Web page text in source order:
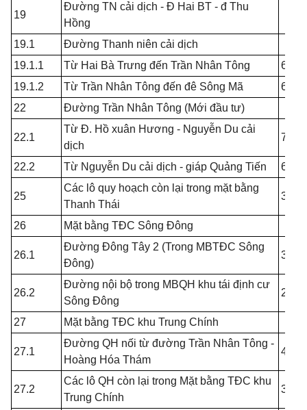
19
Đường TN cải dịch - Đ Hai BT - đ Thu
Hồng
19.1
Đường Thanh niên cải dịch
19.1.1
Từ Hai Bà Trưng đến Trần Nhân Tông
19.1.2
Từ Trần Nhân Tông đến đê Sông Mã
22
Đường Trần Nhân Tông (Mới đầu tư)
22.1
Từ Đ. Hồ xuân Hương - Nguyễn Du cải
dịch
22.2 Từ Nguyễn Du cải dịch - giáp Quảng Tiến
25
Các lô quy hoạch còn lại trong mặt bằng
Thanh Thái
26 Mặt bằng TĐC Sông Đông
26.1
Đường Đông Tây 2 (Trong MBTĐC Sông
Đông)
26.2
Đường nội bộ trong MBQH khu tái định cư
Sông Đông
27 Mặt bằng TĐC khu Trung Chính
27.1
Đường QH nối từ đường Trần Nhân Tông -
Hoàng Hóa Thám
27.2
Các lô QH còn lại trong Mặt bằng TĐC khu
Trung Chính